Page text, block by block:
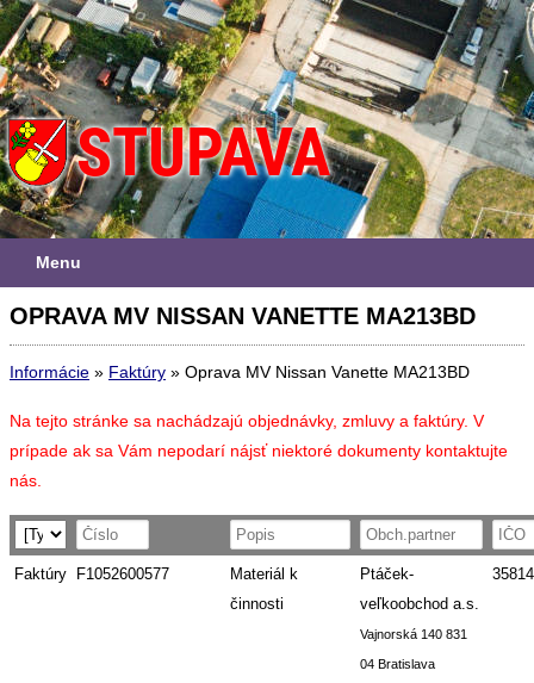
Menu
OPRAVA MV NISSAN VANETTE MA213BD
Informácie » Faktúry » Oprava MV Nissan Vanette MA213BD
Na tejto stránke sa nachádzajú objednávky, zmluvy a faktúry. V
prípade ak sa Vám nepodarí nájsť niektoré dokumenty kontaktujte
nás.
Faktúry F1052600577
Materiál k
činnosti
Ptáček-
veľkoobchod a.s.
Vajnorská 140 831
04 Bratislava